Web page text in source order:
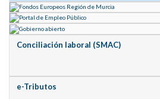
Conciliación laboral (SMAC)
e-Tributos